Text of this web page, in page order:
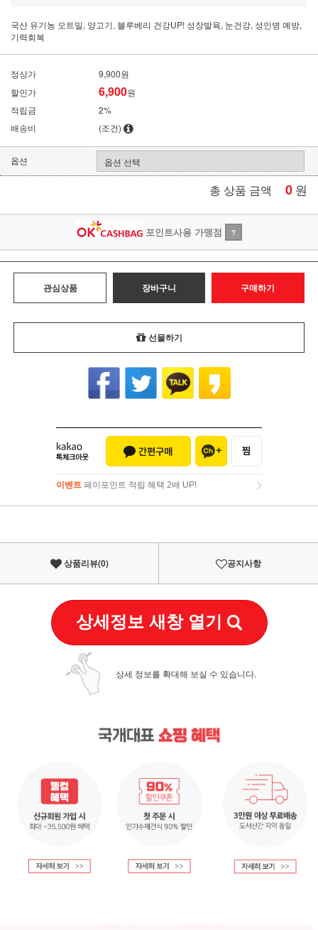
국산 유기농 오트밀, 양고기, 블루베리 건강UP! 성장발육, 눈건강, 성인병 예방,
기력회복
정상가
9,900원
할인가
6,900원
적립금
2%
배송비
(조건)
옵션
총 상품 금액 0 원
포인트사용 가맹점 ?
관심상품 장바구니 구매하기
선물하기
이벤트 페이포인트 적립 혜택 2배 UP!
이벤트페이포인트 적립 혜택 2배 UP!
상품리뷰(0) 공지사항
상세정보 새창 열기
상세 정보를 확대해 보실 수 있습니다.